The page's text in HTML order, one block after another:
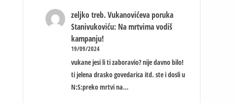
zeljko treb. Vukanovićeva poruka
Stanivukoviću: Na mrtvima vodiš
kampanju!
19/09/2024
vukane jesi li ti zaboravio? nije davno bilo!
ti jelena drasko govedarica itd. ste i dosli u
N:S:preko mrtvi na…